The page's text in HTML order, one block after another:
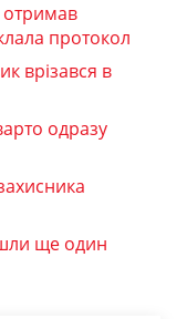
отримав
протокол
врізався в
одразу
ще один